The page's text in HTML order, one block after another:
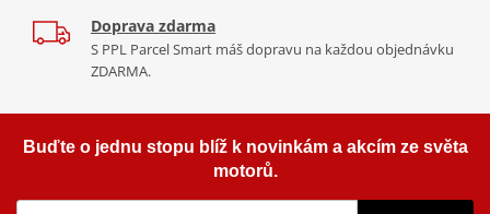
Doprava zdarma
S PPL Parcel Smart máš dopravu na každou objednávku
ZDARMA.
Buďte o jednu stopu blíž k novinkám a akcím ze světa
motorů.